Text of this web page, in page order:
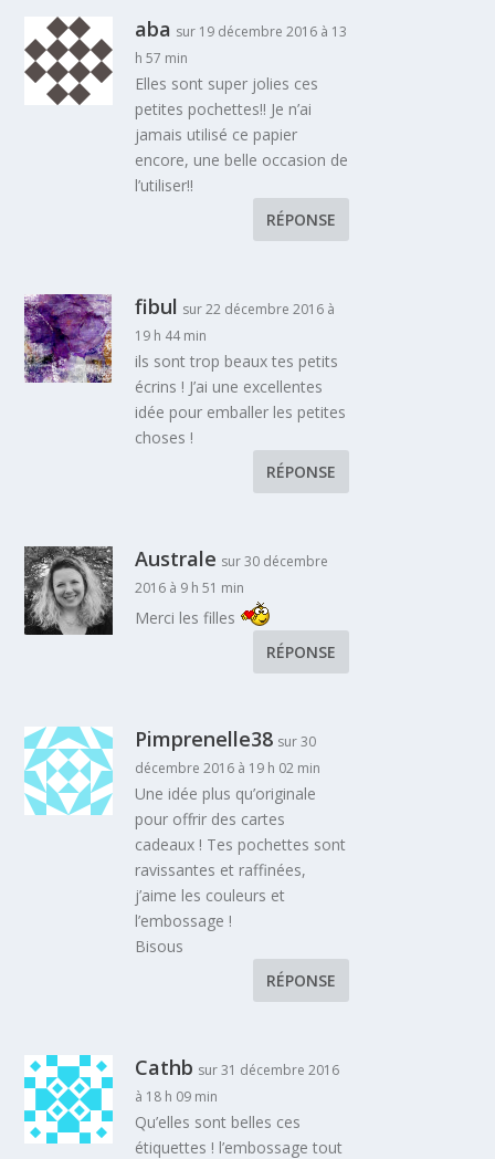
aba sur 19 décembre 2016 à 13
h 57 min
Elles sont super jolies ces
petites pochettes!! Je n’ai
jamais utilisé ce papier
encore, une belle occasion de
l’utiliser!!
RÉPONSE
fibul sur 22 décembre 2016 à
19 h 44 min
ils sont trop beaux tes petits
écrins ! J’ai une excellentes
idée pour emballer les petites
choses !
RÉPONSE
Australe sur 30 décembre
2016 à 9 h 51 min
Merci les filles
RÉPONSE
Pimprenelle38 sur 30
décembre 2016 à 19 h 02 min
Une idée plus qu’originale
pour offrir des cartes
cadeaux ! Tes pochettes sont
ravissantes et raffinées,
j’aime les couleurs et
l’embossage !
Bisous
RÉPONSE
Cathb sur 31 décembre 2016
à 18 h 09 min
Qu’elles sont belles ces
étiquettes ! l’embossage tout